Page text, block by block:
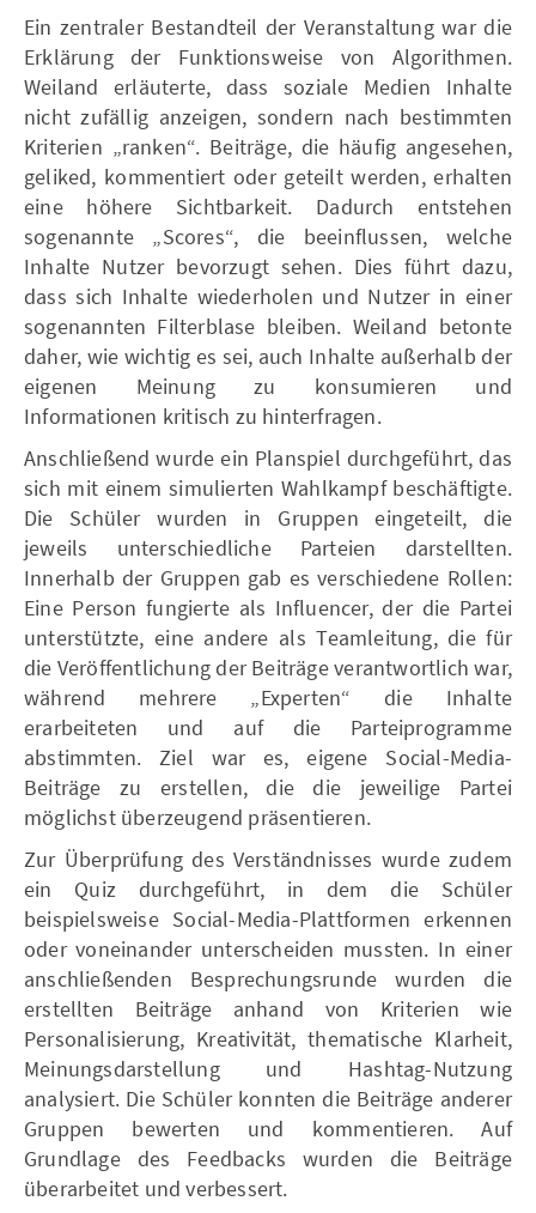
Ein zentraler Bestandteil der Veranstaltung war die
Erklärung der Funktionsweise von Algorithmen.
Weiland erläuterte, dass soziale Medien Inhalte
nicht zufällig anzeigen, sondern nach bestimmten
Kriterien „ranken“. Beiträge, die häufig angesehen,
geliked, kommentiert oder geteilt werden, erhalten
eine höhere Sichtbarkeit. Dadurch entstehen
sogenannte „Scores“, die beeinflussen, welche
Inhalte Nutzer bevorzugt sehen. Dies führt dazu,
dass sich Inhalte wiederholen und Nutzer in einer
sogenannten Filterblase bleiben. Weiland betonte
daher, wie wichtig es sei, auch Inhalte außerhalb der
eigenen Meinung zu konsumieren und
Informationen kritisch zu hinterfragen.
Anschließend wurde ein Planspiel durchgeführt, das
sich mit einem simulierten Wahlkampf beschäftigte.
Die Schüler wurden in Gruppen eingeteilt, die
jeweils unterschiedliche Parteien darstellten.
Innerhalb der Gruppen gab es verschiedene Rollen:
Eine Person fungierte als Influencer, der die Partei
unterstützte, eine andere als Teamleitung, die für
die Veröffentlichung der Beiträge verantwortlich war,
während mehrere „Experten“ die Inhalte
erarbeiteten und auf die Parteiprogramme
abstimmten. Ziel war es, eigene Social-Media-
Beiträge zu erstellen, die die jeweilige Partei
möglichst überzeugend präsentieren.
Zur Überprüfung des Verständnisses wurde zudem
ein Quiz durchgeführt, in dem die Schüler
beispielsweise Social-Media-Plattformen erkennen
oder voneinander unterscheiden mussten. In einer
anschließenden Besprechungsrunde wurden die
erstellten Beiträge anhand von Kriterien wie
Personalisierung, Kreativität, thematische Klarheit,
Meinungsdarstellung und Hashtag-Nutzung
analysiert. Die Schüler konnten die Beiträge anderer
Gruppen bewerten und kommentieren. Auf
Grundlage des Feedbacks wurden die Beiträge
überarbeitet und verbessert.